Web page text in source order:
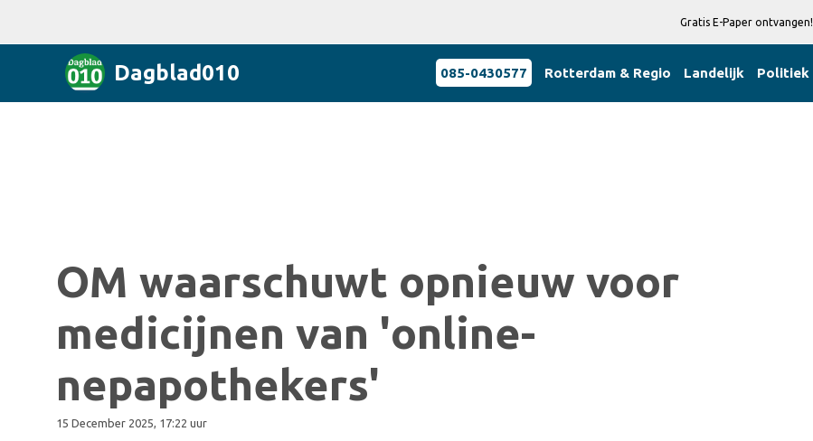
Gratis E-Paper ontvangen!
Dagblad010 085-0430577 Rotterdam & Regio Landelijk Politiek
OM waarschuwt opnieuw voor
medicijnen van 'online-
nepapothekers'
15 December 2025, 17:22 uur